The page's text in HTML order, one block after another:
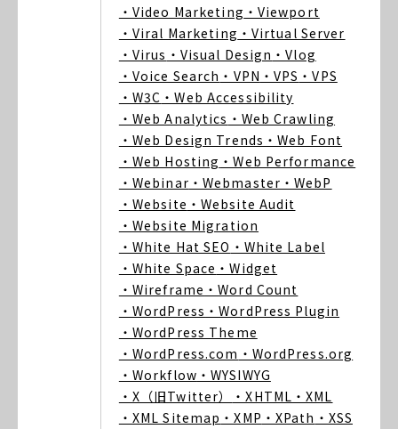
・Video Marketing ・Viewport
・Viral Marketing ・Virtual Server
・Virus ・Visual Design ・Vlog
・Voice Search ・VPN ・VPS ・VPS
・W3C ・Web Accessibility
・Web Analytics ・Web Crawling
・Web Design Trends ・Web Font
・Web Hosting ・Web Performance
・Webinar ・Webmaster ・WebP
・Website ・Website Audit
・Website Migration
・White Hat SEO ・White Label
・White Space ・Widget
・Wireframe ・Word Count
・WordPress ・WordPress Plugin
・WordPress Theme
・WordPress.com ・WordPress.org
・Workflow ・WYSIWYG
・X（旧Twitter）
・XHTML ・XML
・XML Sitemap ・XMP ・XPath ・XSS